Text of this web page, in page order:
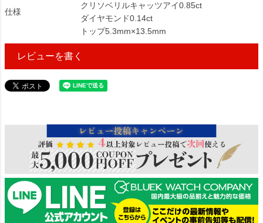
仕様
クリソベリルキャッツアイ0.85ct
ダイヤモンド0.14ct
トップ5.3mm×13.5mm
レビューを書く